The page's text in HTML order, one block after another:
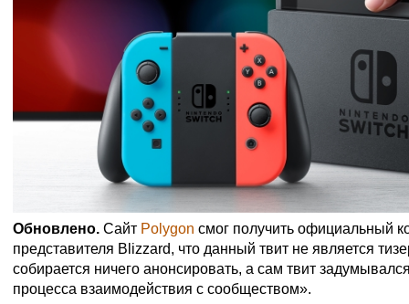
Обновлено. Сайт Polygon смог получить официальный
представителя Blizzard, что данный твит не является
собирается ничего анонсировать, а сам твит
процесса взаимодействия с сообществом».